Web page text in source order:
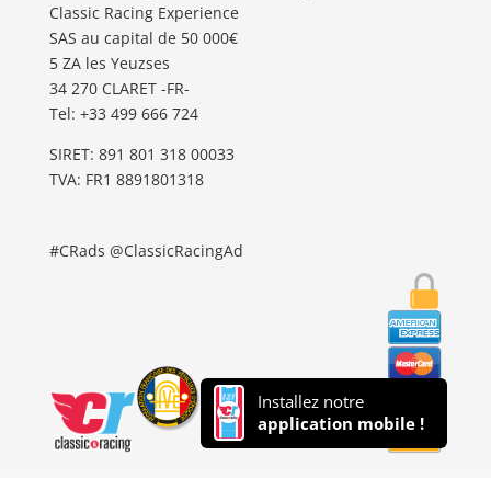
Classic Racing Experience
SAS au capital de 50 000€
5 ZA les Yeuzses
34 270 CLARET -FR-
Tel: ‭+33 499 666 724‬
SIRET: 891 801 318 00033
TVA: FR1 8891801318
#CRads @ClassicRacingAd
Installez notre
application mobile !